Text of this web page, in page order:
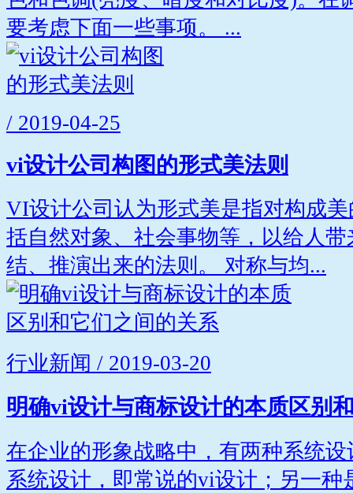
要考虑下面一些事项。 ...
/ 2019-04-25
vi设计公司构图的形式美法则
VI设计公司认为形式美是指对构成
括自然对象、社会事物等，以给人
结、推演出来的法则。 对称与均...
行业新闻 / 2019-03-20
明确vi设计与商标设计的本质区别
在企业的形象战略中，有两种系统
系统设计，即常说的vi设计；另一种